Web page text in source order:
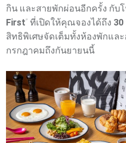
กิน และสายพักผ่อนอีกครั้ง กับโ
First” ที่เปิดให้คุณจองได้ถึง
สิทธิพิเศษจัดเต็มทั้งห้องพักแล
กรกฎาคมถึงกันยายนนี้